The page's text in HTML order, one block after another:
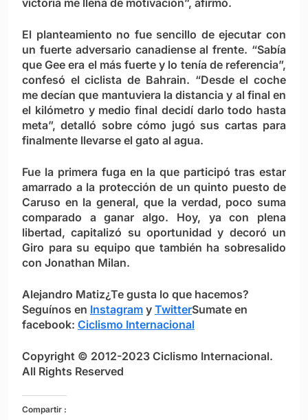
victoria me llena de motivación”, afirmó.
El planteamiento no fue sencillo de ejecutar con
un fuerte adversario canadiense al frente. “Sabía
que Gee era el más fuerte y lo tenía de referencia”,
confesó el ciclista de Bahrain. “Desde el coche
me decían que mantuviera la distancia y al final en
el kilómetro y medio final decidí darlo todo hasta
meta”, detalló sobre cómo jugó sus cartas para
finalmente llevarse el gato al agua.
Fue la primera fuga en la que participó tras estar
amarrado a la protección de un quinto puesto de
Caruso en la general, que la verdad, poco suma
comparado a ganar algo. Hoy, ya con plena
libertad, capitalizó su oportunidad y decoró un
Giro para su equipo que también ha sobresalido
con Jonathan Milan.
Alejandro Matiz¿Te gusta lo que hacemos?
Seguínos en Instagram y TwitterSumate en
facebook: Ciclismo Internacional
Copyright © 2012-2023 Ciclismo Internacional.
All Rights Reserved
Compartir :